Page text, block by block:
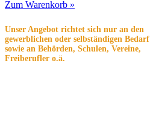
Zum Warenkorb »
Unser Angebot richtet sich nur an den
gewerblichen oder selbständigen Bedarf
sowie an Behörden, Schulen, Vereine,
Freiberufler o.ä.